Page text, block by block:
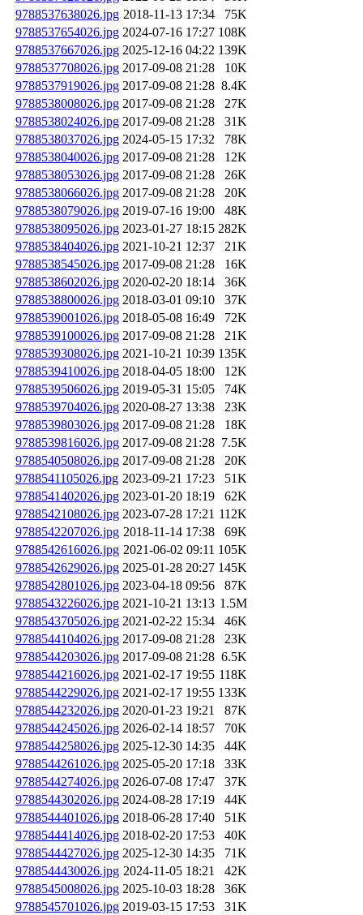
9788537638026.jpg 2018-11-13 17:34
75K
9788537654026.jpg 2024-07-16 17:27 108K
9788537667026.jpg 2025-12-16 04:22 139K
9788537708026.jpg 2017-09-08 21:28
10K
9788537919026.jpg 2017-09-08 21:28 8.4K
9788538008026.jpg 2017-09-08 21:28
27K
9788538024026.jpg 2017-09-08 21:28
31K
9788538037026.jpg 2024-05-15 17:32
78K
9788538040026.jpg 2017-09-08 21:28
12K
9788538053026.jpg 2017-09-08 21:28
26K
9788538066026.jpg 2017-09-08 21:28
20K
9788538079026.jpg 2019-07-16 19:00
48K
9788538095026.jpg 2023-01-27 18:15 282K
9788538404026.jpg 2021-10-21 12:37
21K
9788538545026.jpg 2017-09-08 21:28
16K
9788538602026.jpg 2020-02-20 18:14
36K
9788538800026.jpg 2018-03-01 09:10
37K
9788539001026.jpg 2018-05-08 16:49
72K
9788539100026.jpg 2017-09-08 21:28
21K
9788539308026.jpg 2021-10-21 10:39 135K
9788539410026.jpg 2018-04-05 18:00
12K
9788539506026.jpg 2019-05-31 15:05
74K
9788539704026.jpg 2020-08-27 13:38
23K
9788539803026.jpg 2017-09-08 21:28
18K
9788539816026.jpg 2017-09-08 21:28 7.5K
9788540508026.jpg 2017-09-08 21:28
20K
9788541105026.jpg 2023-09-21 17:23
51K
9788541402026.jpg 2023-01-20 18:19
62K
9788542108026.jpg 2023-07-28 17:21 112K
9788542207026.jpg 2018-11-14 17:38
69K
9788542616026.jpg 2021-06-02 09:11 105K
9788542629026.jpg 2025-01-28 20:27 145K
9788542801026.jpg 2023-04-18 09:56
87K
9788543226026.jpg 2021-10-21 13:13 1.5M
9788543705026.jpg 2021-02-22 15:34
46K
9788544104026.jpg 2017-09-08 21:28
23K
9788544203026.jpg 2017-09-08 21:28 6.5K
9788544216026.jpg 2021-02-17 19:55 118K
9788544229026.jpg 2021-02-17 19:55 133K
9788544232026.jpg 2020-01-23 19:21
87K
9788544245026.jpg 2026-02-14 18:57
70K
9788544258026.jpg 2025-12-30 14:35
44K
9788544261026.jpg 2025-05-20 17:18
33K
9788544274026.jpg 2026-07-08 17:47
37K
9788544302026.jpg 2024-08-28 17:19
44K
9788544401026.jpg 2018-06-28 17:40
51K
9788544414026.jpg 2018-02-20 17:53
40K
9788544427026.jpg 2025-12-30 14:35
71K
9788544430026.jpg 2024-11-05 18:21
42K
9788545008026.jpg 2025-10-03 18:28
36K
9788545701026.jpg 2019-03-15 17:53
31K